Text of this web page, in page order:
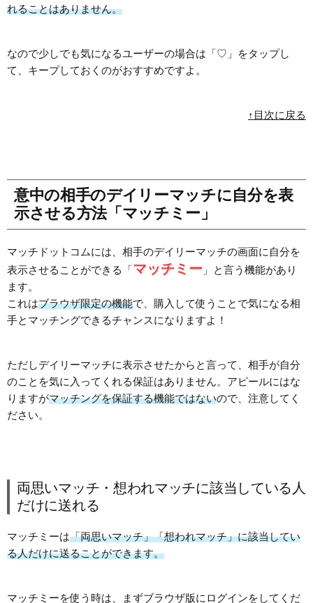
れることはありません。
なので少しでも気になるユーザーの場合は「♡」をタップし
て、キープしておくのがおすすめですよ。
↑目次に戻る
意中の相手のデイリーマッチに自分を表
示させる方法「マッチミー」
マッチドットコムには、相手のデイリーマッチの画面に自分を
表示させることができる「マッチミー 」と言う機能があり
ます。
これはブラウザ限定の機能で、購入して使うことで気になる相
手とマッチングできるチャンスになりますよ！
ただしデイリーマッチに表示させたからと言って、相手が自分
のことを気に入ってくれる保証はありません。アピールにはな
りますがマッチングを保証する機能ではないので、注意してく
ださい。
両思いマッチ・想われマッチに該当している人
だけに送れる
マッチミーは「両思いマッチ」「想われマッチ」に該当してい
る人だけに送ることができます。
マッチミーを使う時は、まずブラウザ版にログインをしてくだ